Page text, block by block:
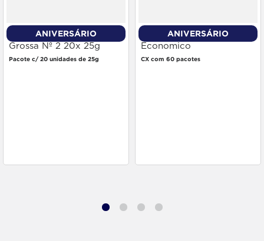
ANIVERSÁRIO
Palha de Aço Brillo
Grossa Nº 2 20x 25g
Pacote c/ 20 unidades de 25g
ANIVERSÁRIO
Esponja Brilhus Preco
Economico
CX com 60 pacotes